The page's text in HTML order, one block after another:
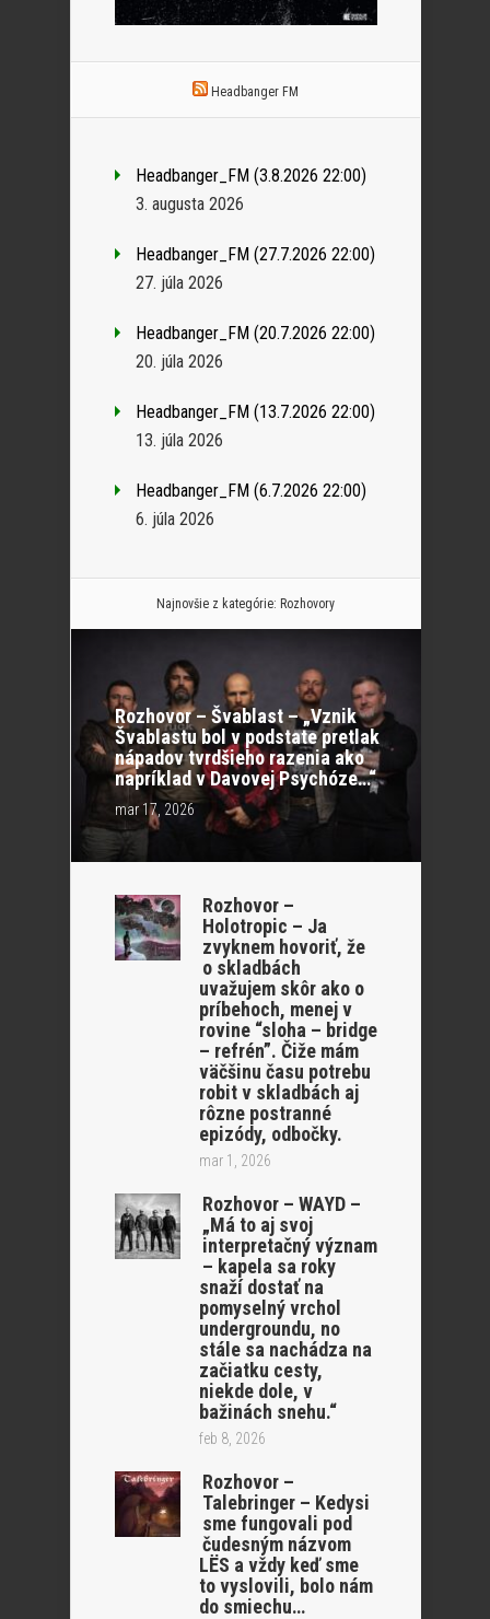
Headbanger FM
Headbanger_FM (3.8.2026 22:00)
3. augusta 2026
Headbanger_FM (27.7.2026 22:00)
27. júla 2026
Headbanger_FM (20.7.2026 22:00)
20. júla 2026
Headbanger_FM (13.7.2026 22:00)
13. júla 2026
Headbanger_FM (6.7.2026 22:00)
6. júla 2026
Najnovšie z kategórie: Rozhovory
Rozhovor – Švablast – „Vznik
Švablastu bol v podstate pretlak
nápadov tvrdšieho razenia ako
napríklad v Davovej Psychóze…“
mar 17, 2026
Rozhovor –
Holotropic – Ja
zvyknem hovoriť, že
o skladbách
uvažujem skôr ako o
príbehoch, menej v
rovine “sloha – bridge
– refrén”. Čiže mám
väčšinu času potrebu
robit v skladbách aj
rôzne postranné
epizódy, odbočky.
mar 1, 2026
Rozhovor – WAYD –
„Má to aj svoj
interpretačný význam
– kapela sa roky
snaží dostať na
pomyselný vrchol
undergroundu, no
stále sa nachádza na
začiatku cesty,
niekde dole, v
bažinách snehu.“
feb 8, 2026
Rozhovor –
Talebringer – Kedysi
sme fungovali pod
čudesným názvom
LËS a vždy keď sme
to vyslovili, bolo nám
do smiechu…